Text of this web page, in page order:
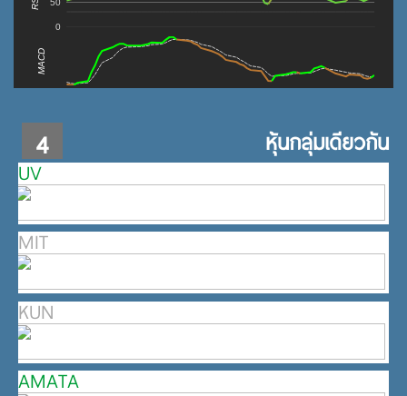
0
MACD
4 หุ้นกลุ่มเดียวกัน
UV
MIT
KUN
AMATA